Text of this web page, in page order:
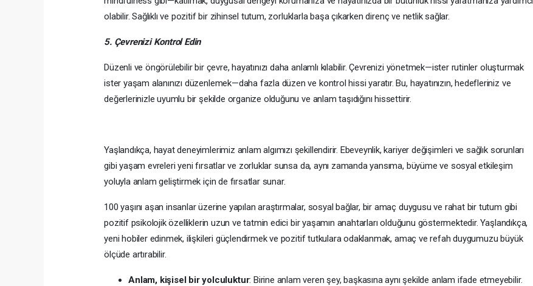
olabilir. Sağlıklı ve pozitif bir zihinsel tutum, zorluklarla başa çıkarken direnç ve netlik sağlar.
5. Çevrenizi Kontrol Edin
Düzenli ve öngörülebilir bir çevre, hayatınızı daha anlamlı kılabilir. Çevrenizi yönetmek—ister rutinler oluşturmak
ister yaşam alanınızı düzenlemek—daha fazla düzen ve kontrol hissi yaratır. Bu, hayatınızın, hedefleriniz ve
değerlerinizle uyumlu bir şekilde organize olduğunu ve anlam taşıdığını hissettirir.
Yaşlandıkça, hayat deneyimlerimiz anlam algımızı şekillendirir. Ebeveynlik, kariyer değişimleri ve sağlık sorunları
gibi yaşam evreleri yeni fırsatlar ve zorluklar sunsa da, aynı zamanda yansıma, büyüme ve sosyal etkileşim
yoluyla anlam geliştirmek için de fırsatlar sunar.
100 yaşını aşan insanlar üzerine yapılan araştırmalar, sosyal bağlar, bir amaç duygusu ve rahat bir tutum gibi
pozitif psikolojik özelliklerin uzun ve tatmin edici bir yaşamın anahtarları olduğunu göstermektedir. Yaşlandıkça,
yeni hobiler edinmek, ilişkileri güçlendirmek ve pozitif tutkulara odaklanmak, amaç ve refah duygumuzu büyük
ölçüde artırabilir.
Anlam, kişisel bir yolculuktur: Birine anlam veren şey, başkasına aynı şekilde anlam ifade etmeyebilir.